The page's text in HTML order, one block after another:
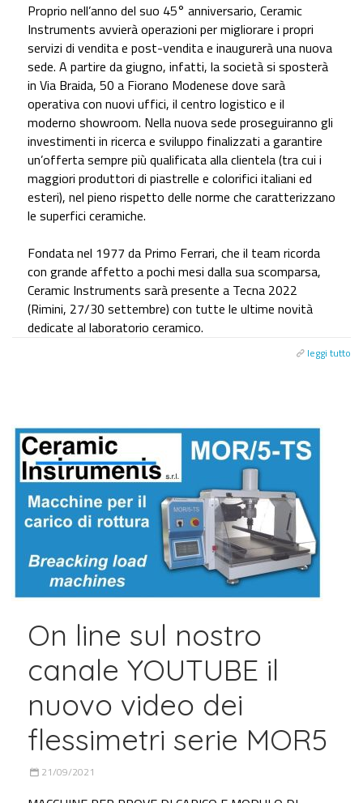
Proprio nell’anno del suo 45° anniversario, Ceramic
Instruments avvierà operazioni per migliorare i propri
servizi di vendita e post-vendita e inaugurerà una nuova
sede. A partire da giugno, infatti, la società si sposterà
in Via Braida, 50 a Fiorano Modenese dove sarà
operativa con nuovi uffici, il centro logistico e il
moderno showroom. Nella nuova sede proseguiranno gli
investimenti in ricerca e sviluppo finalizzati a garantire
un’offerta sempre più qualificata alla clientela (tra cui i
maggiori produttori di piastrelle e colorifici italiani ed
esteri), nel pieno rispetto delle norme che caratterizzano
le superfici ceramiche.
Fondata nel 1977 da Primo Ferrari, che il team ricorda
con grande affetto a pochi mesi dalla sua scomparsa,
Ceramic Instruments sarà presente a Tecna 2022
(Rimini, 27/30 settembre) con tutte le ultime novità
dedicate al laboratorio ceramico.
leggi tutto
On line sul nostro
canale YOUTUBE il
nuovo video dei
flessimetri serie MOR5
21/09/2021